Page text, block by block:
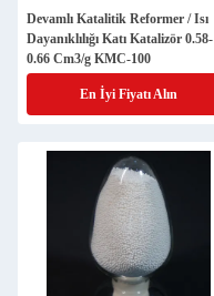
Devamlı Katalitik Reformer / Isı
Dayanıklılığı Katı Katalizör 0.58-
0.66 Cm3/g KMC-100
En İyi Fiyatı Alın